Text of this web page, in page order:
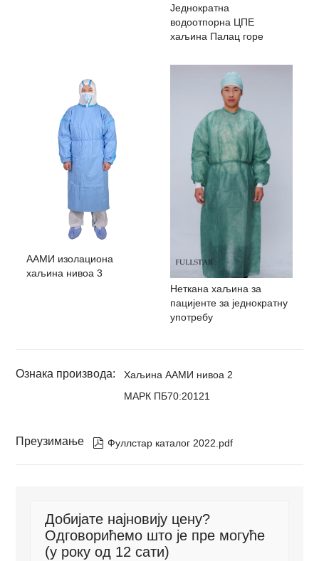
Једнократна
водоотпорна ЦПЕ
хаљина Палац горе
ААМИ изолациона
хаљина нивоа 3
Неткана хаљина за
пацијенте за једнократну
употребу
Ознака производа:
Хаљина ААМИ нивоа 2
МАРК ПБ70:20121
Преузимање  Фуллстар каталог 2022.pdf
Добијате најновију цену?
Одговорићемо што је пре могуће
(у року од 12 сати)